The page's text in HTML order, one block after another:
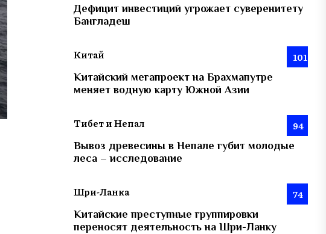
Дефицит инвестиций угрожает суверенитету
Бангладеш
Китай 101
Китайский мегапроект на Брахмапутре
меняет водную карту Южной Азии
Тибет и Непал 94
Вывоз древесины в Непале губит молодые
леса – исследование
Шри-Ланка 74
Китайские преступные группировки
переносят деятельность на Шри-Ланку